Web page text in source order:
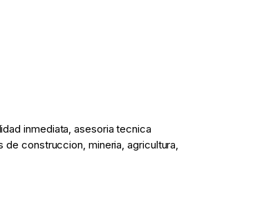
inmediata, asesoria tecnica
construccion, mineria, agricultura,